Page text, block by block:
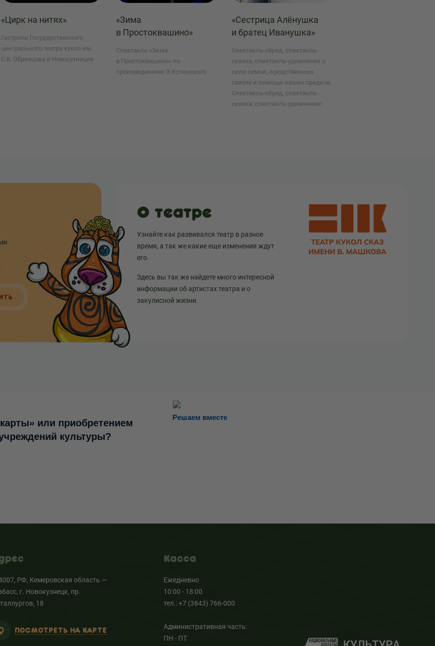
«Цирк на нитях»
Гастроли Государственного
центрального театра кукол им.
С.В. Образцова в Новокузнецке
«Зима
в Простоквашино»
Спектакль «Зима
в Простоквашино» по
произведениям Э.Успенского
«Сестрица Алёнушка
и братец Иванушка»
Спектакль-обряд, спектакль-
сказка, спектакль-удивление о
силе семьи, о родственных
связях и помощи наших предков.
Спектакль-обряд, спектакль-
сказка, спектакль-удивление!
О театре
Узнайте как развивался театр в разное
время, а так же какие еще изменения ждут
его.
Здесь вы так же найдете много интересной
информации об артистах театра и о
закулисной жизни.
Решаем вместе
или приобретением
культуры?
РФ, Кемеровская область —
г. Новокузнецк, пр.
18
ПОСМОТРЕТЬ НА КАРТЕ
Касса
Ежедневно
10:00 - 18:00
тел.: +7 (3843) 766-000
Административная часть:
ПН - ПТ